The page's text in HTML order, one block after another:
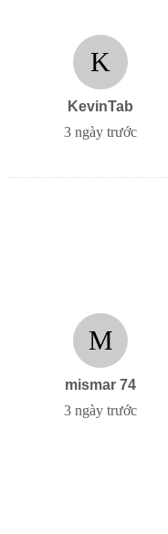
K
KevinTab
3 ngày trước
M
mismar 74
3 ngày trước